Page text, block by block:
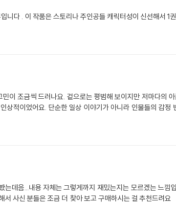
니다 . 이 작품은 스토리나 주인공들 캐릭터성이 신선해서 1
이 조금씩 드러나요. 겉으로는 평범해 보이지만 저마다의
상적이었어요. 단순한 일상 이야기가 아니라 인물들의 감정
데음...내용 자체는 그렇게까지 재밌는지는 모르겠는 느낌
사신 분들은 조금 더 찾아 보고 구매하시는 걸 추천드려요